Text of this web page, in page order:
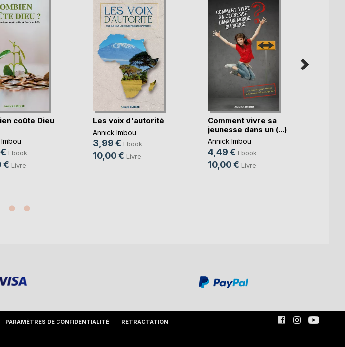
coûte Dieu
Ebook
€ Livre
Les voix d'autorité
Annick Imbou
3,99 € Ebook
10,00 € Livre
Comment vivre sa
jeunesse dans un (...)
Annick Imbou
4,49 € Ebook
10,00 € Livre
PARAMÈTRES DE CONFIDENTIALITÉ RETRACTATION